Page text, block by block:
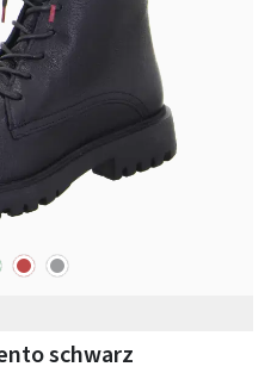
rot grau
schwarz